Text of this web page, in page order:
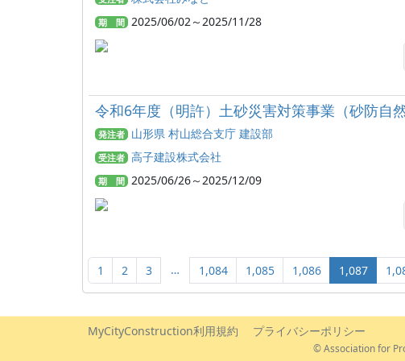
期 間 2025/06/02～2025/11/28
令和6年度（明許）土砂災害対策事業（砂防自
発注者 山形県 村山総合支庁 建設部
受注者 高子建設株式会社
期 間 2025/06/26～2025/12/09
1 2 3 … 1,084 1,085 1,086 1,087
MyCityConstruction利用規約 プライバシーポリシー
© Association for